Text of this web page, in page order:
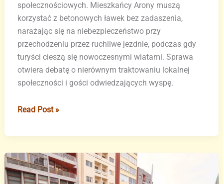
społecznościowych. Mieszkańcy Arony muszą
korzystać z betonowych ławek bez zadaszenia,
narażając się na niebezpieczeństwo przy
przechodzeniu przez ruchliwe jezdnie, podczas gdy
turyści cieszą się nowoczesnymi wiatami. Sprawa
otwiera debatę o nierównym traktowaniu lokalnej
społeczności i gości odwiedzających wyspę.
Skandaliczne
przystanków
na
Teneryfie
Read Post »